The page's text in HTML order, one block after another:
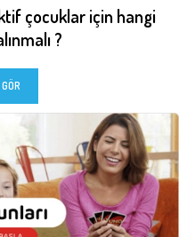
çocuklariçin hangi
?